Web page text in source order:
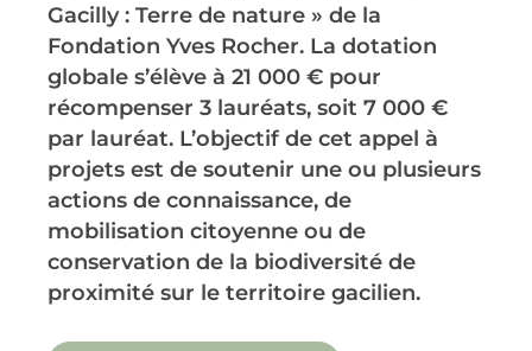
Gacilly : Terre de nature » de la
Fondation Yves Rocher. La dotation
globale s’élève à 21 000 € pour
récompenser 3 lauréats, soit 7 000 €
par lauréat. L’objectif de cet appel à
projets est de soutenir une ou plusieurs
actions de connaissance, de
mobilisation citoyenne ou de
conservation de la biodiversité de
proximité sur le territoire gacilien. ​